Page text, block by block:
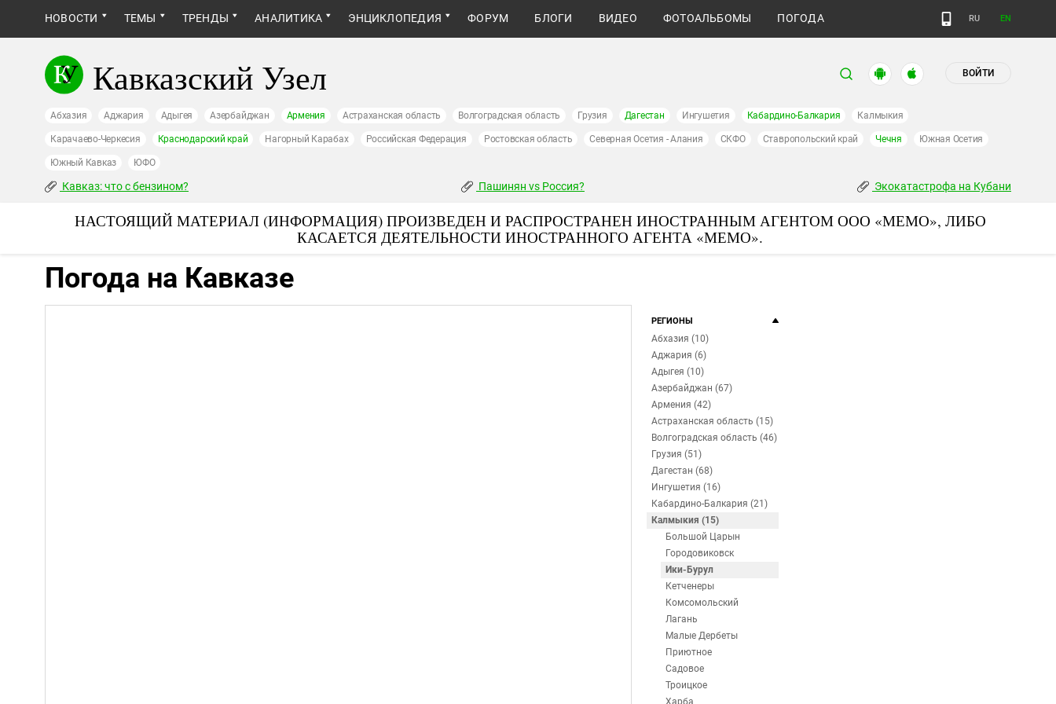
НОВОСТИ ТЕМЫ ТРЕНДЫ АНАЛИТИКА ЭНЦИКЛОПЕДИЯ ФОРУМ БЛОГИ ВИДЕО ФОТОАЛЬБОМЫ ПОГОДА RU EN
Кавказский Узел ВОЙТИ
Абхазия Аджария Адыгея Азербайджан Армения Астраханская область Волгоградская область Грузия Дагестан Ингушетия Кабардино-Балкария Калмыкия
Карачаево-Черкесия Краснодарский край Нагорный Карабах Российская Федерация Ростовская область Северная Осетия - Алания СКФО Ставропольский край Чечня Южная Осетия
Южный Кавказ ЮФО
Кавказ: что с бензином? Пашинян vs Россия? Экокатастрофа на Кубани
НАСТОЯЩИЙ МАТЕРИАЛ (ИНФОРМАЦИЯ) ПРОИЗВЕДЕН И РАСПРОСТРАНЕН ИНОСТРАННЫМ АГЕНТОМ ООО «МЕМО», ЛИБО
КАСАЕТСЯ ДЕЯТЕЛЬНОСТИ ИНОСТРАННОГО АГЕНТА «МЕМО».
Погода на Кавказе
РЕГИОНЫ
Абхазия (10)
Аджария (6)
Адыгея (10)
Азербайджан (67)
Армения (42)
Астраханская область (15)
Волгоградская область (46)
Грузия (51)
Дагестан (68)
Ингушетия (16)
Кабардино-Балкария (21)
Калмыкия (15)
Большой Царын
Городовиковск
Ики-Бурул
Кетченеры
Комсомольский
Лагань
Малые Дербеты
Приютное
Садовое
Троицкое
Харба